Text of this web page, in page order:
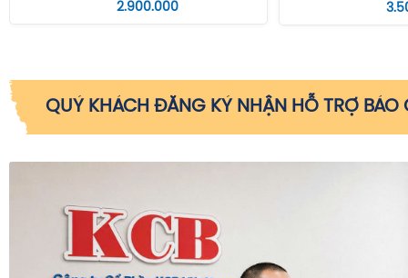
2.900.000
QUÝ KHÁCH ĐĂNG KÝ NHẬN HỖ TRỢ BÁO